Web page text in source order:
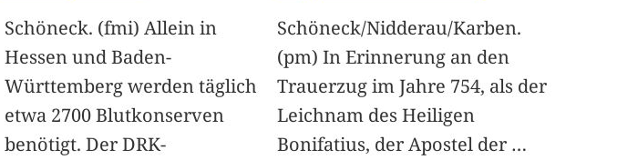
Schöneck. (fmi) Allein in
Hessen und Baden-
Württemberg werden täglich
etwa 2700 Blutkonserven
benötigt. Der DRK-
Schöneck/Nidderau/Karben.
(pm) In Erinnerung an den
Trauerzug im Jahre 754, als der
Leichnam des Heiligen
Bonifatius, der Apostel der …